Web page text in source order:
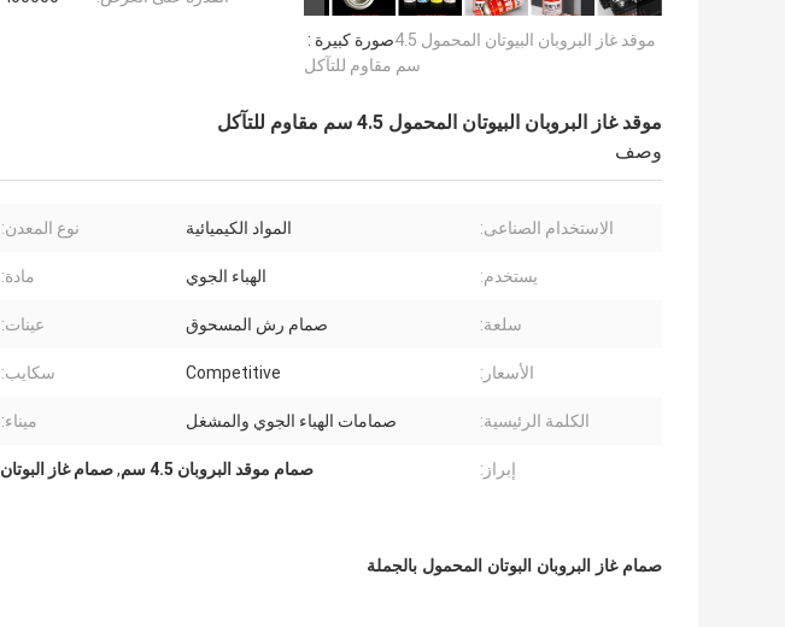
صورة كبيرة :موقد غاز البروبان البيوتان المحمول 4.5
سم مقاوم للتآكل
موقد غاز البروبان البيوتان المحمول 4.5 سم مقاوم للتآكل
وصف
الاستخدام الصناعى: المواد الكيميائية نوع المعدن:
يستخدم: الهباء الجوي مادة:
سلعة: صمام رش المسحوق عينات:
الأسعار: Competitive سكايب:
الكلمة الرئيسية: صمامات الهباء الجوي والمشغل ميناء:
إبراز: صمام موقد البروبان 4.5 سم ,صمام غاز البوتان 4.5 سم
صمام غاز البروبان البوتان المحمول بالجملة